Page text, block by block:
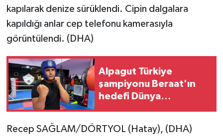
kapılarak denize sürüklendi. Cipin dalgalara
kapıldığı anlar cep telefonu kamerasıyla
görüntülendi. (DHA)
Alpagut Türkiye
şampiyonu Beraat'ın
hedefi Dünya
Recep SAĞLAM/DÖRTYOL (Hatay), (DHA)